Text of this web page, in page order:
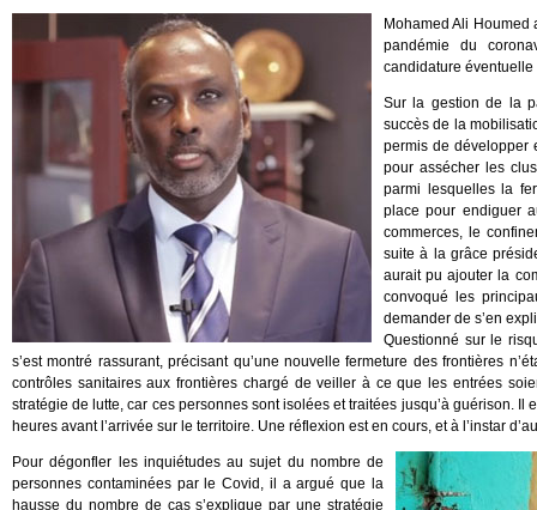
Mohamed Ali Houmed
pandémie du
candidature éventuelle
Sur la gestion de la
succès de la
permis de développer
pour assécher les
parmi lesquelles la
place pour endiguer
commerces, le
suite à la grâce
aurait pu ajouter la
convoqué les
demander de s’en
Questionné sur le
s’est montré rassurant, précisant qu’une nouvelle fermeture des frontières
contrôles sanitaires aux frontières chargé de veiller à ce que les entrées
stratégie de lutte, car ces personnes sont isolées et traitées jusqu’à guérison.
heures avant l’arrivée sur le territoire. Une réflexion est en cours, et à l’instar
Pour dégonfler les inquiétudes au sujet du nombre de
personnes contaminées par le Covid, il a argué que la
hausse du nombre de cas s’explique par une stratégie